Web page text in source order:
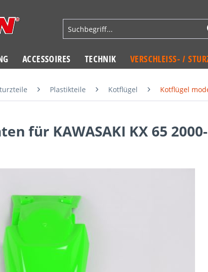
ACCESSOIRES TECHNIK VERSCHLEISS- /
Plastikteile Kotflügel Kotflügel
für KAWASAKI KX 65